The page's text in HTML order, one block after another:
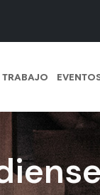
TRABAJO